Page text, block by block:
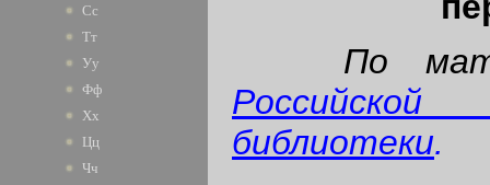
Сс
Тт
Уу
Фф
Хх
Цц
Чч
По
библиотеки.